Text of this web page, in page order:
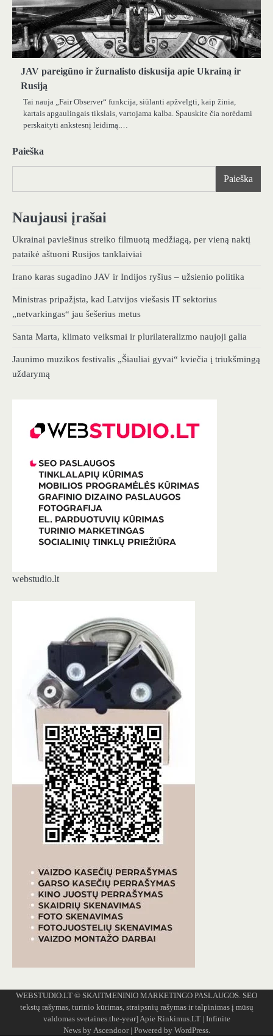
JAV pareigūno ir žurnalisto diskusija apie Ukrainą ir
Rusiją
Tai nauja „Fair Observer“ funkcija, siūlanti apžvelgti, kaip žinia,
kartais apgaulingais tikslais, vartojama kalba. Spauskite čia norėdami
perskaityti ankstesnį leidimą.…
Paieška
Paieška
Naujausi įrašai
Ukrainai paviešinus streiko filmuotą medžiagą, per vieną naktį
pataikė aštuoni Rusijos tanklaiviai
Irano karas sugadino JAV ir Indijos ryšius – užsienio politika
Ministras pripažįsta, kad Latvijos viešasis IT sektorius
„netvarkingas“ jau šešerius metus
Santa Marta, klimato veiksmai ir plurilateralizmo naujoji galia
Jaunimo muzikos festivalis „Šiauliai gyvai“ kviečia į triukšmingą
uždarymą
webstudio.lt
WEBSTUDIO.LT © SKAITMENINIO MARKETINGO PASLAUGOS. SEO
tekstų rašymas, turinio kūrimas, straipsnių rašymas ir talpinimas į mūsų
valdomas svetaines.the-year]Apie Rinkimus.LT| Infinite
News by Ascendoor| Powered by WordPress.